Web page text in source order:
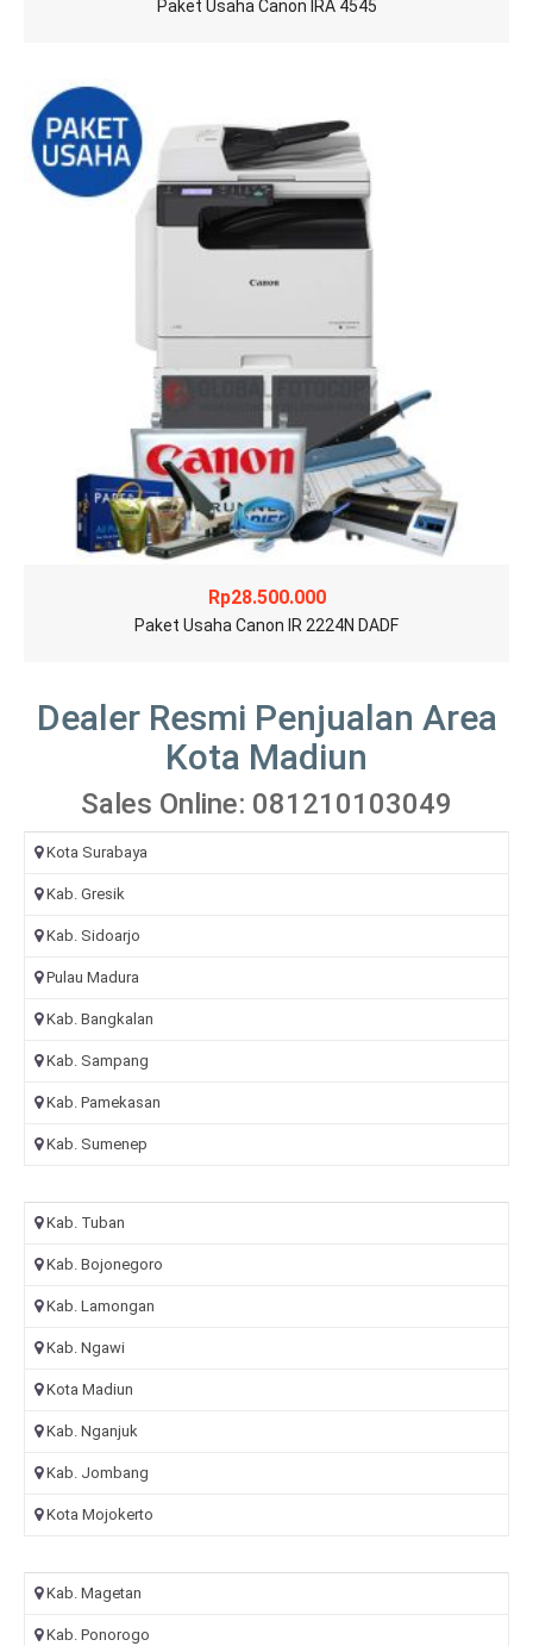
Paket Usaha Canon IRA 4545
Rp28.500.000
Paket Usaha Canon IR 2224N DADF
Dealer Resmi Penjualan Area
Kota Madiun
Sales Online: 081210103049
Kota Surabaya
Kab. Gresik
Kab. Sidoarjo
Pulau Madura
Kab. Bangkalan
Kab. Sampang
Kab. Pamekasan
Kab. Sumenep
Kab. Tuban
Kab. Bojonegoro
Kab. Lamongan
Kab. Ngawi
Kota Madiun
Kab. Nganjuk
Kab. Jombang
Kota Mojokerto
Kab. Magetan
Kab. Ponorogo